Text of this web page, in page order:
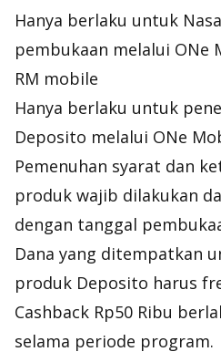
Hanya berlaku untuk
pembukaan melalui ONe
RM mobile
Hanya berlaku untuk
Deposito melalui ONe
Pemenuhan syarat dan
produk wajib dilakukan
dengan tanggal
Dana yang ditempatkan
produk Deposito harus
Cashback Rp50 Ribu
selama periode program.